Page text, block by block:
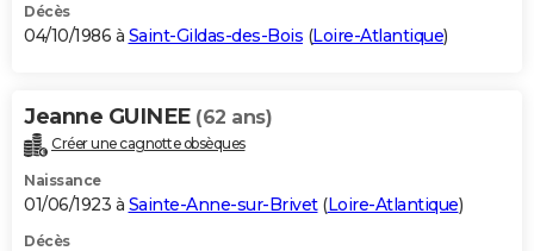
Décès
04/10/1986 à Saint-Gildas-des-Bois (Loire-Atlantique)
Jeanne GUINEE (62 ans)
Créer une cagnotte obsèques
Naissance
01/06/1923 à Sainte-Anne-sur-Brivet(Loire-Atlantique)
Décès